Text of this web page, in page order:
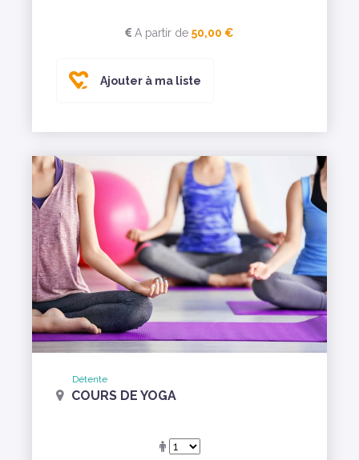
A partir de 50,00 €
Ajouter à ma liste
Détente
COURS DE YOGA